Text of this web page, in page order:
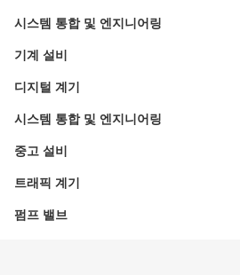
시스템 통합 및 엔지니어링
기계 설비
디지털 계기
시스템 통합 및 엔지니어링
중고 설비
트래픽 계기
펌프 밸브